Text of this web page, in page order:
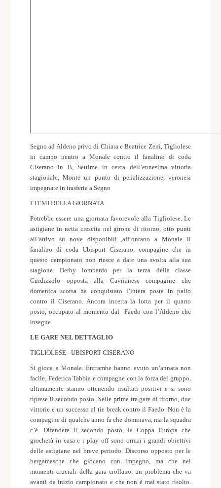
Segno ad Aldeno privo di Chiara e Beatrice Zeni, Tigliolese
in campo neutro a Monale contro il fanalino di coda
Ciserano in B, Settime in cerca dell’ennesima vittoria
stagionale, Monte un punto di penalizzazione, veronesi
impegnate in trasferta a Segno
I TEMI DELLA GIORNATA
Potrebbe essere una giornata favorevole alla Tigliolese. Le
astigiane in netta crescita nel girone di ritorno, otto punti
all’attivo su nove disponibili,affrontano a Monale il
fanalino di coda Ubisport Ciserano, compagine che in
questo campionato non riesce a dare una svolta alla sua
stagione. Derby lombardo per la terza della classe
Guidizzolo opposta alla Cavrianese compagine che
domenica scorsa ha conquistato l’intera posta in palio
contro il Ciserano. Ancora incerta la lotta per il quarto
posto, occupato al momento dal Faedo con l’Aldeno che
insegue.
LE GARE NEL DETTAGLIO
TIGLIOLESE –UBISPORT CISERANO
Si gioca a Monale. Entrambe hanno avuto un’annata non
facile. Federica Tabbia e compagne con la forza del gruppo,
ultimamente stanno ottenendo risultati positivi e si sono
riprese il secondo posto. Nelle prime tre gare di ritorno, due
vittorie e un successo al tie break contro il Faedo. Non è la
compagine di qualche anno fa che dominava, ma la squadra
c’è. Difendere il secondo posto, la Coppa Europa che
giocherà in casa e i play off sono ormai i grandi obiettivi
delle astigiane nel breve periodo. Discorso opposto per le
bergamasche che giocano con impegno, ma che nei
momenti cruciali della gara crollano, un problema che va
avanti da inizio campionato e che non è mai stato risolto.